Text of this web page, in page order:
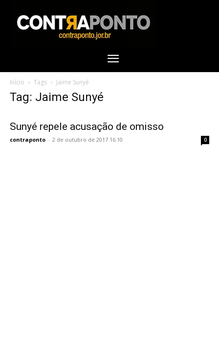
Início Tags Jaime Sunyé
Tag: Jaime Sunyé
Sunyé repele acusação de omisso
contraponto - 2 de outubro de 2017 16:10 0